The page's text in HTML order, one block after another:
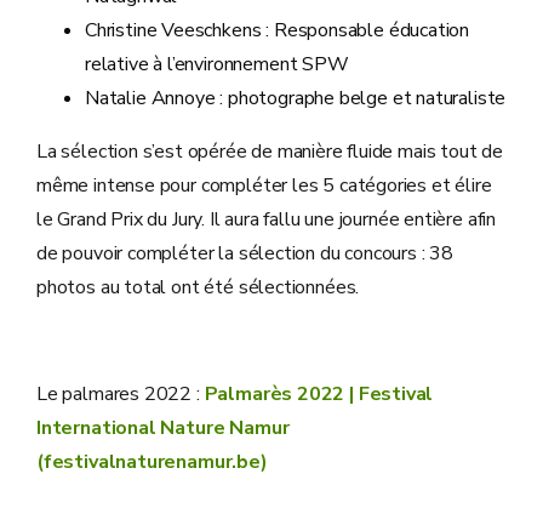
Christine Veeschkens : Responsable éducation
relative à l’environnement SPW
Natalie Annoye : photographe belge et naturaliste
La sélection s’est opérée de manière fluide mais tout de
même intense pour compléter les 5 catégories et élire
le Grand Prix du Jury. Il aura fallu une journée entière afin
de pouvoir compléter la sélection du concours : 38
photos au total ont été sélectionnées.
Le palmares 2022 : Palmarès 2022 | Festival
International Nature Namur
(festivalnaturenamur.be)